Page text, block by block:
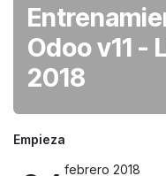
Odoo v11 -
2018
Empieza
febrero 2018